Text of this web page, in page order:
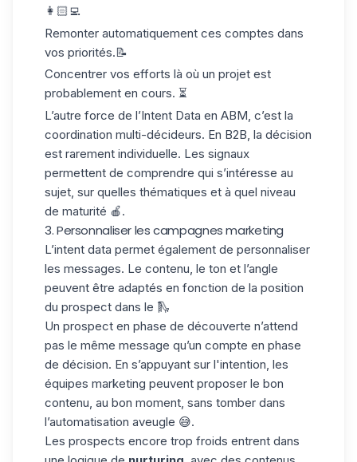
👩🏻‍💻
Remonter automatiquement ces comptes dans
vos priorités.📝
Concentrer vos efforts là où un projet est
probablement en cours. ⏳
L’autre force de l’Intent Data en ABM, c’est la
coordination multi-décideurs. En B2B, la décision
est rarement individuelle. Les signaux
permettent de comprendre qui s’intéresse au
sujet, sur quelles thématiques et à quel niveau
de maturité 🍎.
3. Personnaliser les campagnes marketing
L’intent data permet également de personnaliser
les messages. Le contenu, le ton et l’angle
peuvent être adaptés en fonction de la position
du prospect dans le 🛝
Un prospect en phase de découverte n’attend
pas le même message qu’un compte en phase
de décision. En s’appuyant sur l'intention, les
équipes marketing peuvent proposer le bon
contenu, au bon moment, sans tomber dans
l’automatisation aveugle 😅.
Les prospects encore trop froids entrent dans